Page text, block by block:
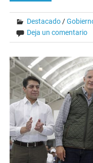
Destacado /
Deja un comentario